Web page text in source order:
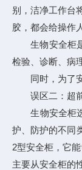
别，洁净工作台
胶，都会给操作
生物安全柜是
检验、诊断、病
同时，为了安
误区二：超
生物安全柜选
护、防护的不同
2型安全柜，它
主要从安全柜的